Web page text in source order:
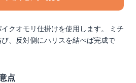
クオモリ仕掛けを使用します。 ミチ
、反対側にハリスを結べば完成で
点